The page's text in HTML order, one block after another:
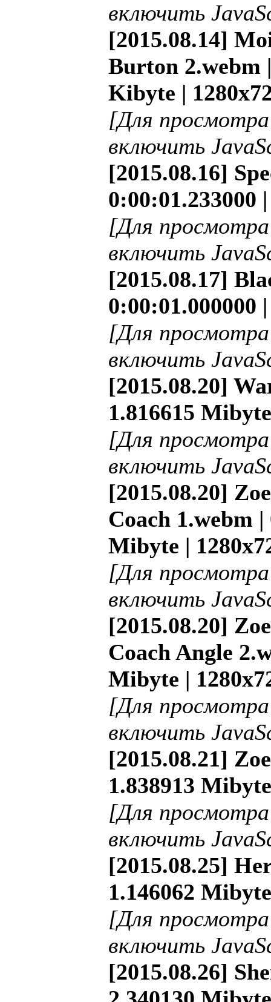
включить
[2015.08.14]
Burton 2.webm
Kibyte |
[Для
включить
[2015.08.16]
0:00:01.233000
[Для
включить
[2015.08.17]
0:00:01.000000
[Для
включить
[2015.08.20]
1.816615
[Для
включить
[2015.08.20]
Coach 1.webm |
Mibyte |
[Для
включить
[2015.08.20]
Coach Angle
Mibyte |
[Для
включить
[2015.08.21]
1.838913
[Для
включить
[2015.08.25]
1.146062
[Для
включить
[2015.08.26]